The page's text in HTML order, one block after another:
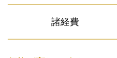
諸経費